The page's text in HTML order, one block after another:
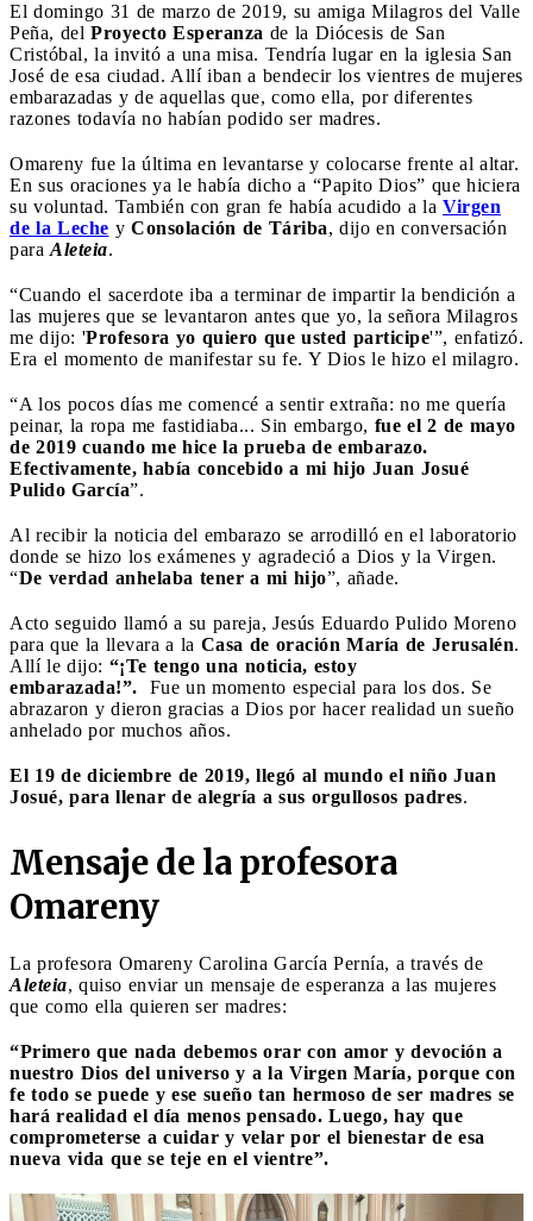
El domingo 31 de marzo de 2019, su amiga Milagros del Valle
Peña, del Proyecto Esperanza de la Diócesis de San
Cristóbal, la invitó a una misa. Tendría lugar en la iglesia San
José de esa ciudad. Allí iban a bendecir los vientres de mujeres
embarazadas y de aquellas que, como ella, por diferentes
razones todavía no habían podido ser madres.
Omareny fue la última en levantarse y colocarse frente al altar.
En sus oraciones ya le había dicho a “Papito Dios” que hiciera
su voluntad. También con gran fe había acudido a la Virgen
de la Leche y Consolación de Táriba, dijo en conversación
para Aleteia.
“Cuando el sacerdote iba a terminar de impartir la bendición a
las mujeres que se levantaron antes que yo, la señora Milagros
me dijo: 'Profesora yo quiero que usted participe'”, enfatizó.
Era el momento de manifestar su fe. Y Dios le hizo el milagro.
“A los pocos días me comencé a sentir extraña: no me quería
peinar, la ropa me fastidiaba... Sin embargo, fue el 2 de mayo
de 2019 cuando me hice la prueba de embarazo.
Efectivamente, había concebido a mi hijo Juan Josué
Pulido García”.
Al recibir la noticia del embarazo se arrodilló en el laboratorio
donde se hizo los exámenes y agradeció a Dios y la Virgen.
“De verdad anhelaba tener a mi hijo”, añade.
Acto seguido llamó a su pareja, Jesús Eduardo Pulido Moreno
para que la llevara a la Casa de oración María de Jerusalén.
Allí le dijo: “¡Te tengo una noticia, estoy
embarazada!”.
Fue un momento especial para los dos. Se
abrazaron y dieron gracias a Dios por hacer realidad un sueño
anhelado por muchos años.
El 19 de diciembre de 2019, llegó al mundo el niño Juan
Josué, para llenar de alegría a sus orgullosos padres.
Mensaje de la profesora
Omareny
La profesora Omareny Carolina García Pernía, a través de
Aleteia, quiso enviar un mensaje de esperanza a las mujeres
que como ella quieren ser madres:
“Primero que nada debemos orar con amor y devoción a
nuestro Dios del universo y a la Virgen María, porque con
fe todo se puede y ese sueño tan hermoso de ser madres se
hará realidad el día menos pensado. Luego, hay que
comprometerse a cuidar y velar por el bienestar de esa
nueva vida que se teje en el vientre”.